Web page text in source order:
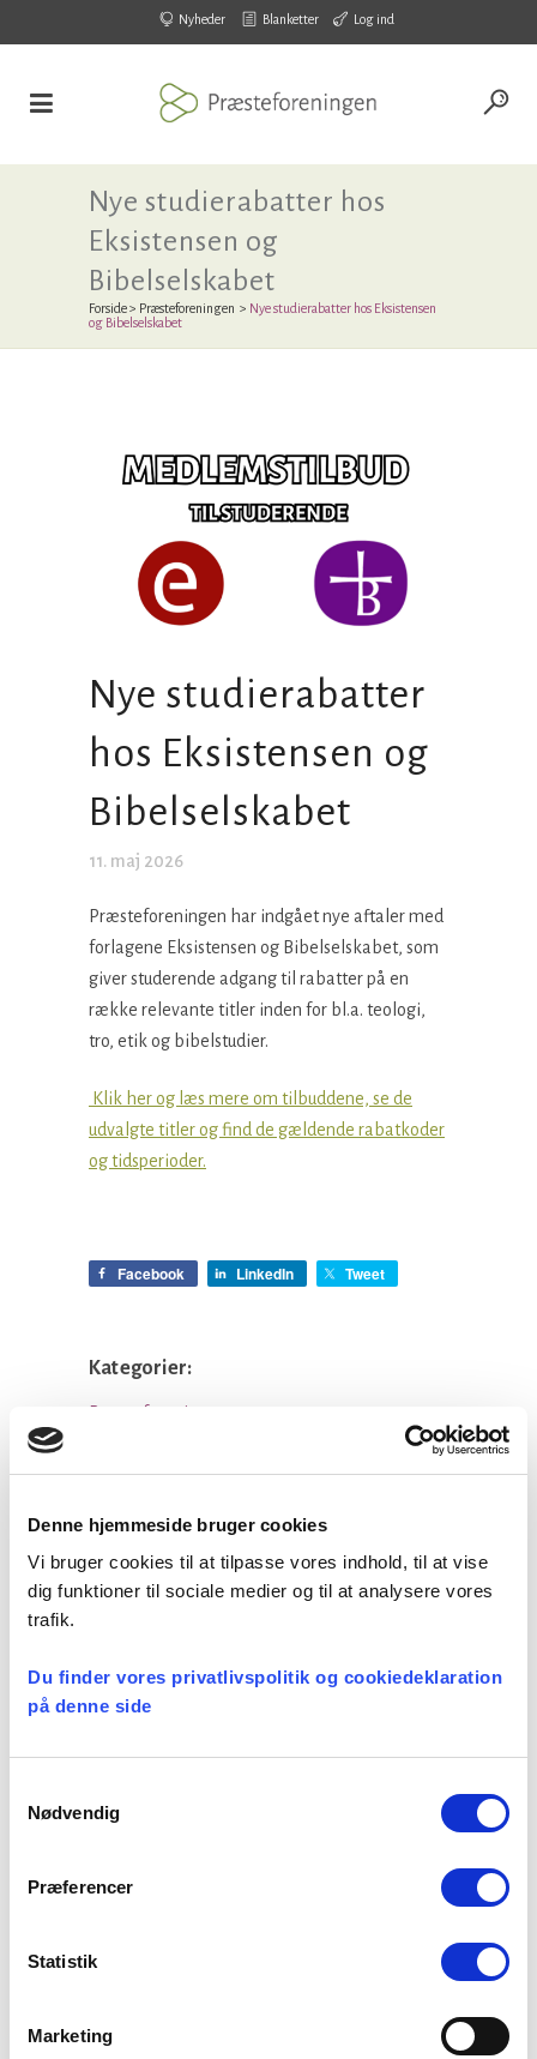
Denne hjemmeside bruger cookies
Vi bruger cookies til at tilpasse vores indhold, til at vise
dig funktioner til sociale medier og til at analysere vores
trafik.
Du finder vores privatlivspolitik og cookiedeklaration
på denne side
Nødvendig
Præferencer
Statistik
Marketing
Nyheder Blanketter Log ind
Nye studierabatter hos
Eksistensen og
Bibelselskabet
Forside> Præsteforeningen > Nye studierabatter hos Eksistensen
og Bibelselskabet
Nye studierabatter
hos Eksistensen og
Bibelselskabet
11. maj 2026
Præsteforeningen har indgået nye aftaler med
forlagene Eksistensen og Bibelselskabet, som
giver studerende adgang til rabatter på en
række relevante titler inden for bl.a. teologi,
tro, etik og bibelstudier.
Klik her og læs mere om tilbuddene, se de
udvalgte titler og find de gældende rabatkoder
og tidsperioder.
Facebook LinkedIn Tweet
Kategorier:
Præsteforeningen
Konsulent i
Et lille fald i ansøgere til